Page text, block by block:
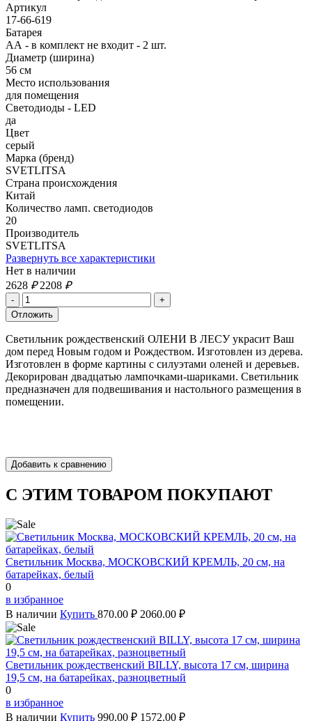
Артикул
17-66-619
Батарея
АА - в комплект не входит - 2 шт.
Диаметр (ширина)
56 см
Место использования
для помещения
Светодиоды - LED
да
Цвет
серый
Марка (бренд)
SVETLITSA
Страна происхождения
Китай
Количество ламп. светодиодов
20
Производитель
SVETLITSA
Развернуть все характеристики
Нет в наличии
2628 ₽ 2208 ₽
Светильник рождественский ОЛЕНИ В ЛЕСУ украсит Ваш
дом перед Новым годом и Рождеством. Изготовлен из дерева.
Изготовлен в форме картины с силуэтами оленей и деревьев.
Декорирован двадцатью лампочками-шариками. Светильник
предназначен для подвешивания и настольного размещения в
помещении.
С ЭТИМ ТОВАРОМ ПОКУПАЮТ
Светильник Москва, МОСКОВСКИЙ КРЕМЛЬ, 20 см, на
батарейках, белый
0
в избранное
В наличии Купить 870.00 ₽ 2060.00 ₽
Светильник рождественский BILLY, высота 17 см, ширина
19,5 см, на батарейках, разноцветный
0
в избранное
В наличии Купить 990.00 ₽ 1572.00 ₽